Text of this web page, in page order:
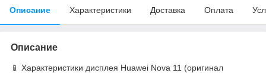
Описание Характеристики Доставка Оплата
Описание
📱 Характеристики дисплея Huawei Nova 11 (оригинал